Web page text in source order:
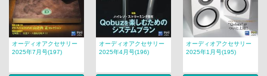
オーディオアクセサリー
2025年7月号(197)
オーディオアクセサリー
2025年4月号(196)
オーディオアクセサリー
2025年1月号(195)